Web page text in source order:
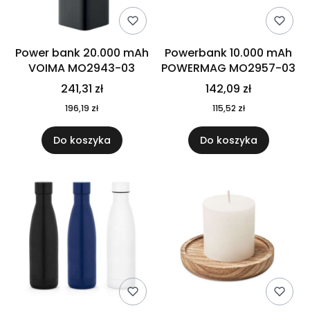
Power bank 20.000 mAh
VOIMA MO2943-03
241,31 zł
196,19 zł
Do koszyka
Powerbank 10.000 mAh
POWERMAG MO2957-03
142,09 zł
115,52 zł
Do koszyka